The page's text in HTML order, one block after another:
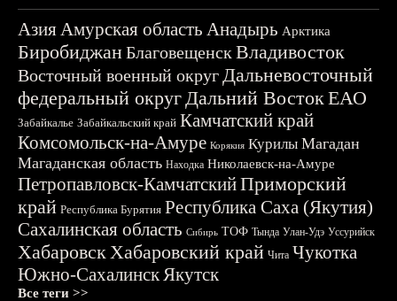
АзияАмурская область Анадырь Арктика
БиробиджанБлаговещенскВладивосток
Восточный военный округДальневосточный
федеральный округДальний ВостокЕАО
Забайкалье Забайкальский край Камчатский край
Комсомольск-на-Амуре Корякия Курилы Магадан
Магаданская область Находка Николаевск-на-Амуре
Петропавловск-КамчатскийПриморский
край Республика Бурятия Республика Саха (Якутия)
Сахалинская область Сибирь ТОФ Тында Улан-Удэ Уссурийск
ХабаровскХабаровский край Чита Чукотка
Южно-СахалинскЯкутск
Все теги >>